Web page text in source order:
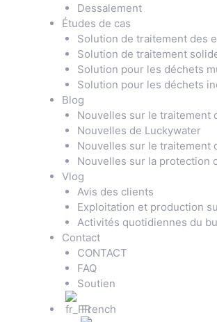
Dessalement
Études de cas
Solution de traitement des
Solution de traitement
Solution pour les déchets
Solution pour les déchets
Blog
Nouvelles sur le traitement
Nouvelles de Luckywater
Nouvelles sur le traitement
Nouvelles sur la protection
Vlog
Avis des clients
Exploitation et production
Activités quotidiennes du
Contact
CONTACT
FAQ
Soutien
French